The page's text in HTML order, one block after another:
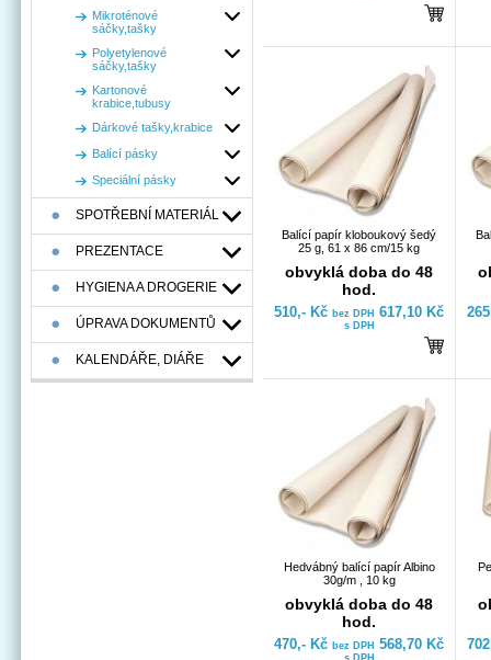
Mikroténové
sáčky,tašky
Polyetylenové
sáčky,tašky
Kartonové
krabice,tubusy
Dárkové tašky,krabice
Balící pásky
Speciální pásky
SPOTŘEBNÍ MATERIÁL
PREZENTACE
HYGIENA A DROGERIE
ÚPRAVA DOKUMENTŮ
KALENDÁŘE, DIÁŘE
Balící papír kloboukový šedý
25 g, 61 x 86 cm/15 kg
obvyklá doba do 48
hod.
510,- Kč bez DPH 617,10 Kč
s DPH
Hedvábný balící papír Albino
30g/m , 10 kg
obvyklá doba do 48
hod.
470,- Kč bez DPH 568,70 Kč
s DPH